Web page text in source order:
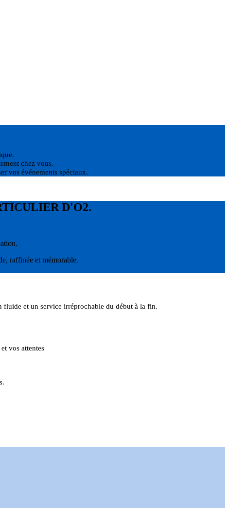
chez vous.
vos événements spéciaux.
D'O2.
raffinée et mémorable.
fluide et un service irréprochable du début à la fin.
vos attentes